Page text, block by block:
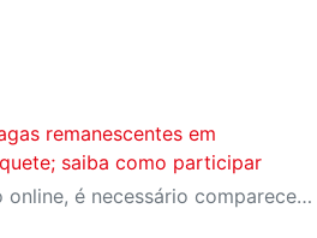
remanescentes em
saiba como participar
Além da inscrição online, é necessário comparecer presencialmente para assinatura de documentos